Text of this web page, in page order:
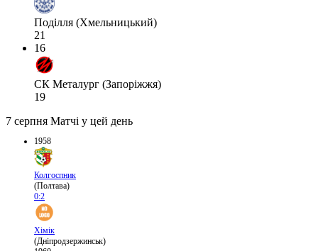
Поділля (Хмельницький)
21
16
СК Металург (Запоріжжя)
19
7 серпня Матчі у цей день
1958
Колгоспник
(Полтава)
0:2
Хімік
(Дніпродзержинськ)